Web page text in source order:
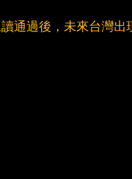
通過後，未來台灣